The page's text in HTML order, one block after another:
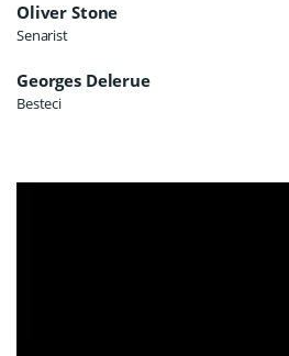
Oliver Stone
Senarist
Georges Delerue
Besteci